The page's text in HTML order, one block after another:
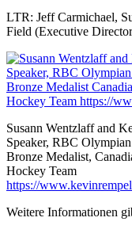
LTR: Jeff Carmichael,
Field (Executive
Susann Wentzlaff and
Speaker, RBC
Bronze Medalist,
Hockey Team
https://
Weitere Informationen